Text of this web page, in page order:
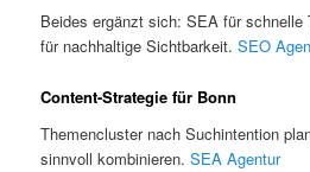
Beides ergänzt sich: SEA für
für nachhaltige Sichtbarkeit.SEO
Content-Strategie für Bonn
Themencluster nach Suchintention
sinnvoll kombinieren.SEA Agentur